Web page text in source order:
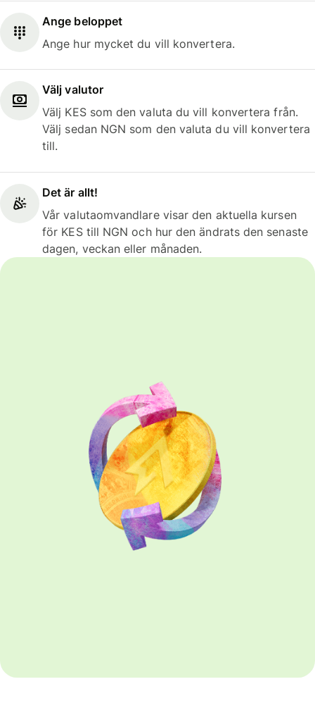
Ange beloppet
Ange hur mycket du vill konvertera.
Välj valutor
Välj KES som den valuta du vill konvertera från.
Välj sedan NGN som den valuta du vill konvertera
till.
Det är allt!
Vår valutaomvandlare visar den aktuella kursen
för KES till NGN och hur den ändrats den senaste
dagen, veckan eller månaden.